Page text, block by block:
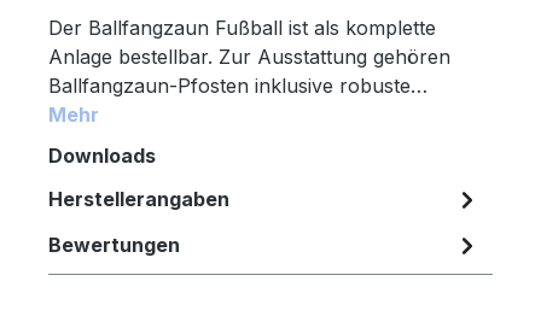
Der Ballfangzaun Fußball ist als komplette
Anlage bestellbar. Zur Ausstattung gehören
Ballfangzaun-Pfosten inklusive robuste…
Mehr
Downloads
Herstellerangaben
Bewertungen